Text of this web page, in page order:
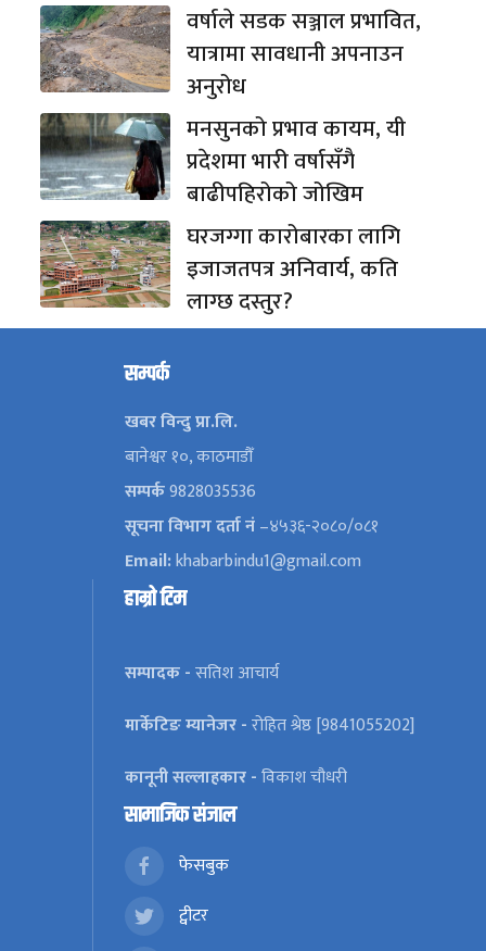
वर्षाले सडक सञ्जाल प्रभावित,
यात्रामा सावधानी अपनाउन
अनुरोध
मनसुनको प्रभाव कायम, यी
प्रदेशमा भारी वर्षासँगै
बाढीपहिरोको जोखिम
घरजग्गा कारोबारका लागि
इजाजतपत्र अनिवार्य, कति
लाग्छ दस्तुर?
सम्पर्क
खबर विन्दु प्रा.लि.
बानेश्वर १०, काठमाडौँ
सम्पर्क9828035536
सूचना विभाग दर्ता नं–४५३६-२०८०/०८१
Email:khabarbindu1@gmail.com
हाम्रो टिम
सम्पादक -सतिश आचार्य
मार्केटिङ म्यानेजर -रोहित श्रेष्ठ [9841055202]
कानूनी सल्लाहकार -विकाश चौधरी
सामाजिक संजाल
फेसबुक
ट्वीटर